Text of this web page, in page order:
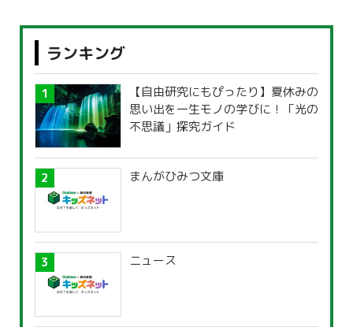
ランキング
【自由研究にもぴったり】夏休みの
思い出を一生モノの学びに！「光の
不思議」探究ガイド
まんがひみつ文庫
ニュース